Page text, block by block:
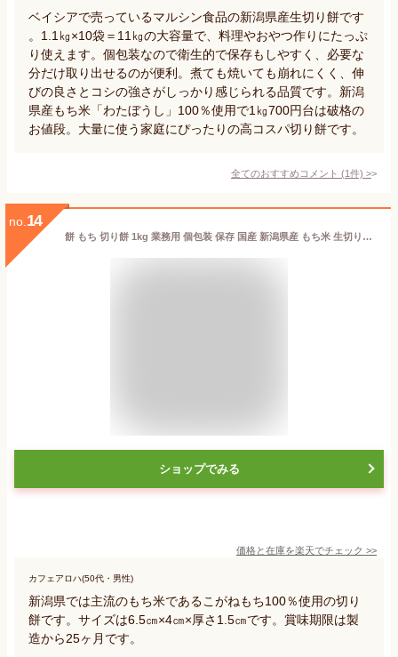
ベイシアで売っているマルシン食品の新潟県産生切り餅です
。1.1㎏×10袋＝11㎏の大容量で、料理やおやつ作りにたっぷ
り使えます。個包装なので衛生的で保存もしやすく、必要な
分だけ取り出せるのが便利。煮ても焼いても崩れにくく、伸
びの良さとコシの強さがしっかり感じられる品質です。新潟
県産もち米「わたぼうし」100％使用で1㎏700円台は破格の
お値段。大量に使う家庭にぴったりの高コスパ切り餅です。
全てのおすすめコメント (1件) >
no. 14
餅 もち 切り餅 1kg 業務用 個包装 保存 国産 新潟県産 もち米 生切り餅 切餅 きりもち おやつ お正月 年末 年始 元旦 お餅 おもち 非常食 備蓄 お菓子 mochi モチ 新潟こがねもち アイリスオーヤマ アイリスフーズ * 生きりもち 新潟こがねもち
ショップでみる
価格と在庫を楽天でチェック >>
カフェアロハ(50代・男性)
新潟県では主流のもち米であるこがねもち100％使用の切り
餅です。サイズは6.5㎝×4㎝×厚さ1.5㎝です。賞味期限は製
造から25ヶ月です。